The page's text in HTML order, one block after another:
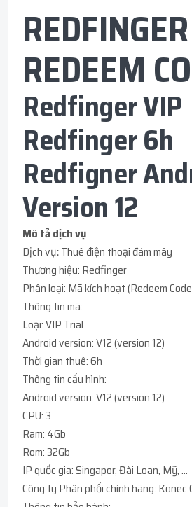
REDFINGER
REDEEM
Redfinger VIP
Redfinger 6h
Redfigner
Version 12
Mô tả dịch vụ
Dịch vụ:Thuê điện thoại đám mây
Thương hiệu: Redfinger
Phân loại: Mã kích hoạt (Redeem
Thông tin mã:
Loại: VIP Trial
Android version: V12 (version 12)
Thời gian thuê: 6h
Thông tin cấu hình:
Android version: V12 (version 12)
CPU: 3
Ram: 4Gb
Rom: 32Gb
IP quốc gia: Singapor, Đài Loan, Mỹ, ...
Công ty Phân phối chính hãng: Konec